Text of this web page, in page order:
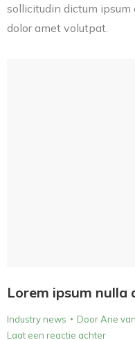
sollicitudin dictum ipsum
dolor amet volutpat.
Lorem ipsum nulla
Industry news DoorArie
Laat een reactie achter